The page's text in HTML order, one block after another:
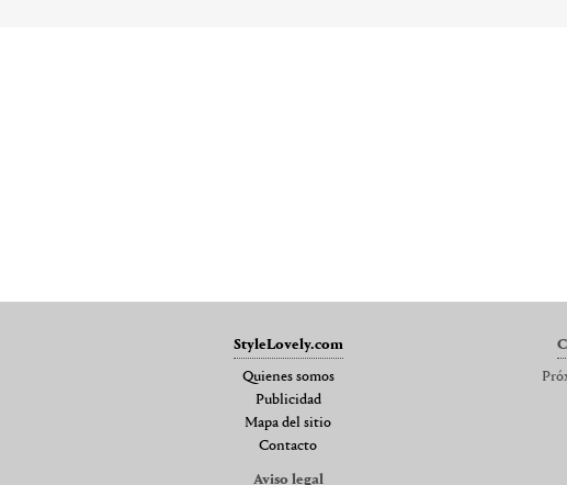
StyleLovely.com
Quienes somos
Publicidad
Mapa del sitio
Contacto
Aviso legal